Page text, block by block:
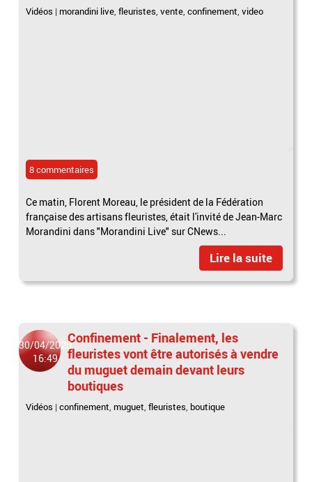
Vidéos | morandini live,fleuristes,vente,confinement,video
8 commentaires
Ce matin, Florent Moreau, le président de la Fédération
française des artisans fleuristes, était l'invité de Jean-Marc
Morandini dans "Morandini Live" sur CNews...
Lire la suite
30/04/2020
16:49
Confinement - Finalement, les
fleuristes vont être autorisés à vendre
du muguet demain devant leurs
boutiques
Vidéos |confinement, muguet,fleuristes, boutique